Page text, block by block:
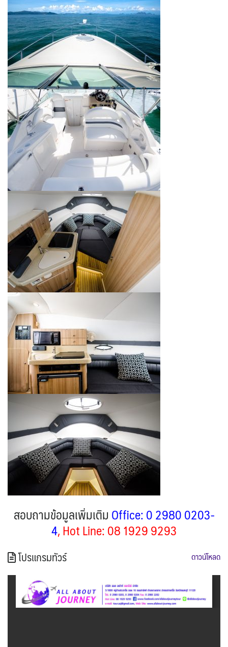
สอบถามข้อมูลเพิ่มเติม Office: 0 2980 0203-
4, Hot Line: 08 1929 9293
โปรแกรมทัวร์ ดาวน์โหลด